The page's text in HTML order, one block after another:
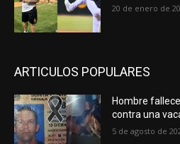
20 de enero de
ARTICULOS POPULARES
Hombre
contra una
5 de agosto de